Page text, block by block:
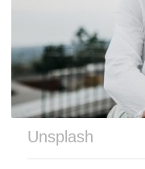
Unsplash